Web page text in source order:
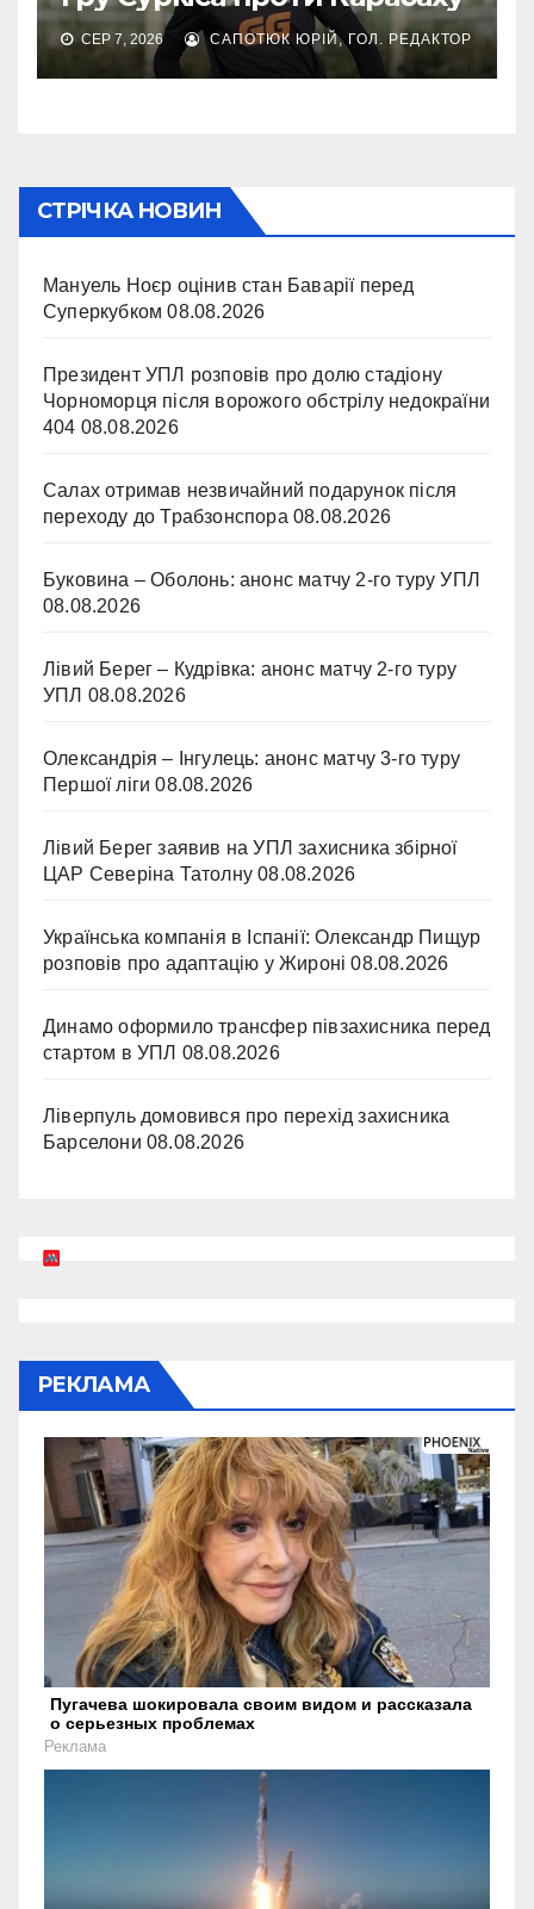
СЕР 7, 2026 САПОТЮК ЮРІЙ, ГОЛ. РЕДАКТОР
СТРІЧКА НОВИН
Мануель Ноєр оцінив стан Баварії перед
Суперкубком 08.08.2026
Президент УПЛ розповів про долю стадіону
Чорноморця після ворожого обстрілу недокраїни
404 08.08.2026
Салах отримав незвичайний подарунок після
переходу до Трабзонспора 08.08.2026
Буковина – Оболонь: анонс матчу 2-го туру УПЛ
08.08.2026
Лівий Берег – Кудрівка: анонс матчу 2-го туру
УПЛ 08.08.2026
Олександрія – Інгулець: анонс матчу 3-го туру
Першої ліги 08.08.2026
Лівий Берег заявив на УПЛ захисника збірної
ЦАР Северіна Татолну 08.08.2026
Українська компанія в Іспанії: Олександр Пищур
розповів про адаптацію у Жироні 08.08.2026
Динамо оформило трансфер півзахисника перед
стартом в УПЛ 08.08.2026
Ліверпуль домовився про перехід захисника
Барселони 08.08.2026
РЕКЛАМА
Пугачева шокировала своим видом и рассказала
о серьезных проблемах
Реклама